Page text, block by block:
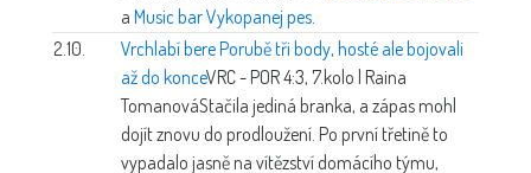
a Music bar Vykopanej pes
2.10.
Vrchlabí bere Porubě tři body, hosté ale bojovali
až do konceVRC - POR 4:3, 7.kolo | Raina
TomanováStačila jediná branka, a zápas mohl
dojít znovu do prodloužení. Po první třetině to
vypadalo jasně na vítězství domácího týmu,